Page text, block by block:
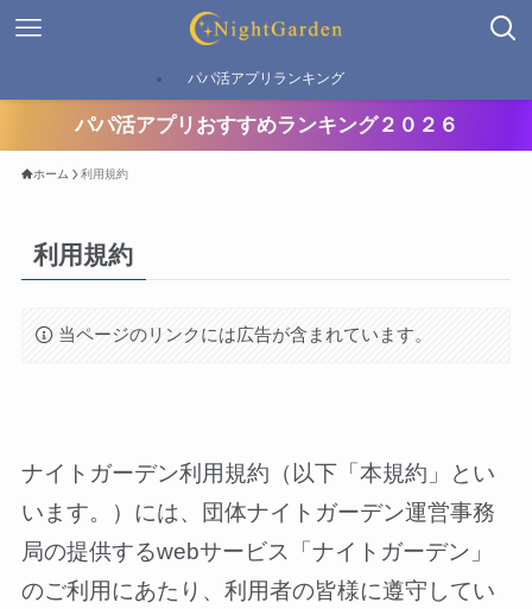
パパ活アプリランキング
パパ活アプリおすすめランキング２０２６
ホーム 利用規約
利用規約
当ページのリンクには広告が含まれています。
ナイトガーデン利用規約（以下「本規約」とい
います。）には、団体ナイトガーデン運営事務
局の提供するwebサービス「ナイトガーデン」
のご利用にあたり、利用者の皆様に遵守してい